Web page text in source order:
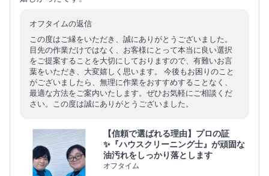
オフタイムの返信
この度はご縁をいただき、誠にありがとうございました。
目先の作業だけではなく、お客様にとって本当に良い選択
をご提案することを大切にしておりますので、有難いお言
葉をいただき、大変嬉しく思います。 今後もお困りのこと
がございましたら、無理に作業をおすすめすることなく、
最適な方法をご案内いたします。ぜひお気軽にご相談くだ
さい。この度は誠にありがとうございました。
【信頼で選ばれる理由】プロの証
✨『ハウスクリーニング士』が頑固な
油汚れをしっかり落とします
オフタイム